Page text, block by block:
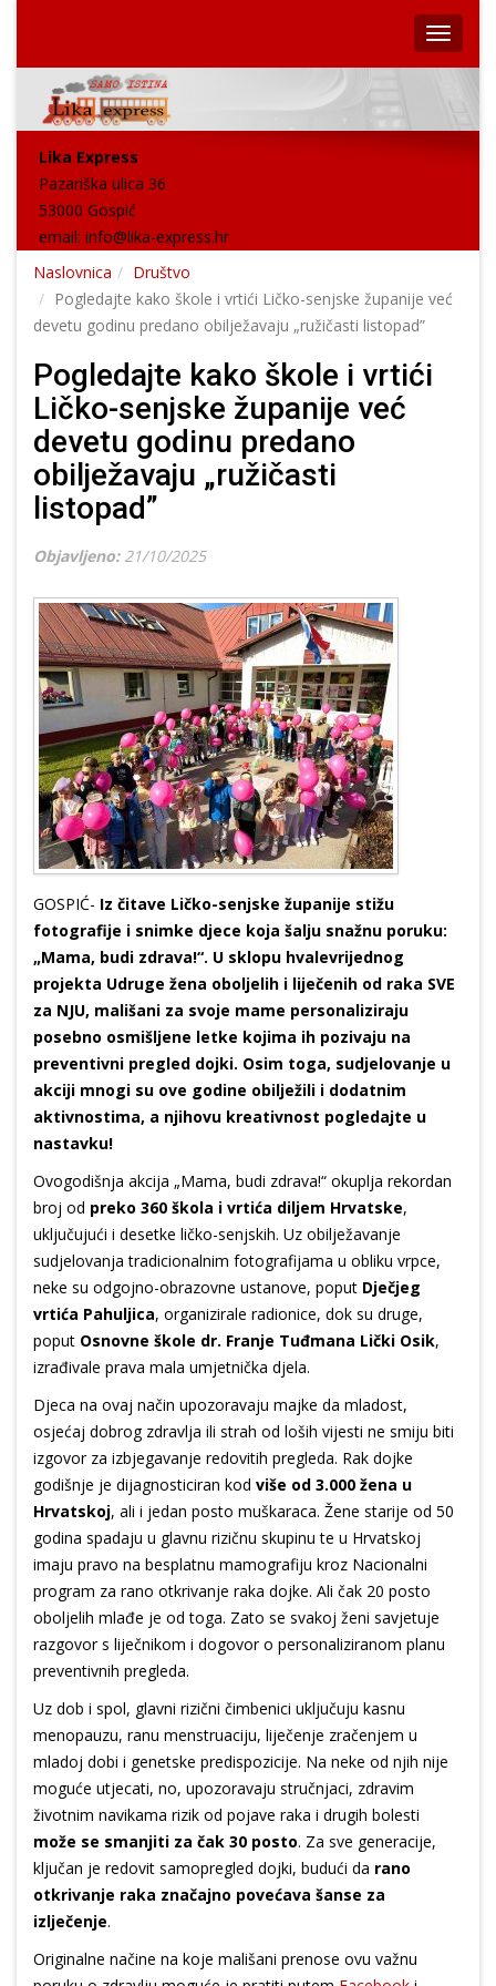
Lika Express
Pazariška ulica 36
53000 Gospić
email: info@lika-express.hr
Naslovnica
Društvo
Pogledajte kako škole i vrtići Ličko-senjske županije već
devetu godinu predano obilježavaju „ružičasti listopad”
Pogledajte kako škole i vrtići
Ličko-senjske županije već
devetu godinu predano
obilježavaju „ružičasti
listopad”
Objavljeno: 21/10/2025
GOSPIĆ- Iz čitave Ličko-senjske županije stižu
fotografije i snimke djece koja šalju snažnu poruku:
„Mama, budi zdrava!“. U sklopu hvalevrijednog
projekta Udruge žena oboljelih i liječenih od raka SVE
za NJU, mališani za svoje mame personaliziraju
posebno osmišljene letke kojima ih pozivaju na
preventivni pregled dojki. Osim toga, sudjelovanje u
akciji mnogi su ove godine obilježili i dodatnim
aktivnostima, a njihovu kreativnost pogledajte u
nastavku!
Ovogodišnja akcija „Mama, budi zdrava!“ okuplja rekordan
broj od preko 360 škola i vrtića diljem Hrvatske,
uključujući i desetke ličko-senjskih. Uz obilježavanje
sudjelovanja tradicionalnim fotografijama u obliku vrpce,
neke su odgojno-obrazovne ustanove, poput Dječjeg
vrtića Pahuljica, organizirale radionice, dok su druge,
poput Osnovne škole dr. Franje Tuđmana Lički Osik,
izrađivale prava mala umjetnička djela.
Djeca na ovaj način upozoravaju majke da mladost,
osjećaj dobrog zdravlja ili strah od loših vijesti ne smiju biti
izgovor za izbjegavanje redovitih pregleda. Rak dojke
godišnje je dijagnosticiran kod više od 3.000 žena u
Hrvatskoj, ali i jedan posto muškaraca. Žene starije od 50
godina spadaju u glavnu rizičnu skupinu te u Hrvatskoj
imaju pravo na besplatnu mamografiju kroz Nacionalni
program za rano otkrivanje raka dojke. Ali čak 20 posto
oboljelih mlađe je od toga. Zato se svakoj ženi savjetuje
razgovor s liječnikom i dogovor o personaliziranom planu
preventivnih pregleda.
Uz dob i spol, glavni rizični čimbenici uključuju kasnu
menopauzu, ranu menstruaciju, liječenje zračenjem u
mladoj dobi i genetske predispozicije. Na neke od njih nije
moguće utjecati, no, upozoravaju stručnjaci, zdravim
životnim navikama rizik od pojave raka i drugih bolesti
može se smanjiti za čak 30 posto. Za sve generacije,
ključan je redovit samopregled dojki, budući da rano
otkrivanje raka značajno povećava šanse za
izlječenje.
Originalne načine na koje mališani prenose ovu važnu